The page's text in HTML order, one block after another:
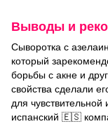
Выводы и
Сыворотка с
который
борьбы с акне и
свойства сделали
для
испанский 🇪🇸